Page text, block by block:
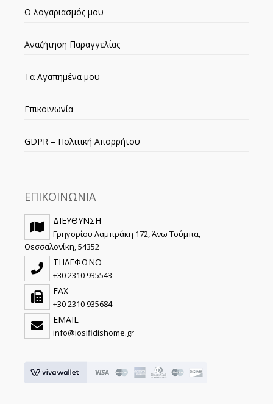
Ο λογαριασμός μου
Αναζήτηση Παραγγελίας
Τα Αγαπημένα μου
Επικοινωνία
GDPR – Πολιτική Απορρήτου
ΕΠΙΚΟΙΝΩΝΙΑ
ΔΙΕΥΘΥΝΣΗ
Γρηγορίου Λαμπράκη 172, Άνω Τούμπα,
Θεσσαλονίκη, 54352
ΤΗΛΕΦΩΝΟ
+30 2310 935543
FAX
+30 2310 935684
EMAIL
info@iosifidishome.gr